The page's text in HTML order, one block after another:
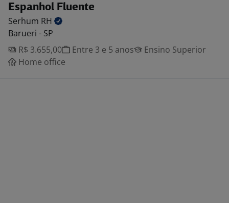
Espanhol Fluente
Serhum RH
Barueri - SP
R$ 3.655,00
Entre 3 e 5 anos
Ensino Superior
Home office